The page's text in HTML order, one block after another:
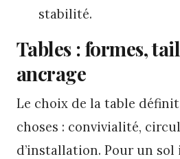
stabilité.
Tables : formes,
ancrage
Le choix de la table
choses : convivialité,
d’installation. Pour un sol